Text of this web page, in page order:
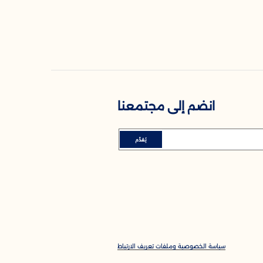
انضم إلى مجتمعنا
يُقدِّم
سياسة الخصوصية وملفات تعريف الارتباط